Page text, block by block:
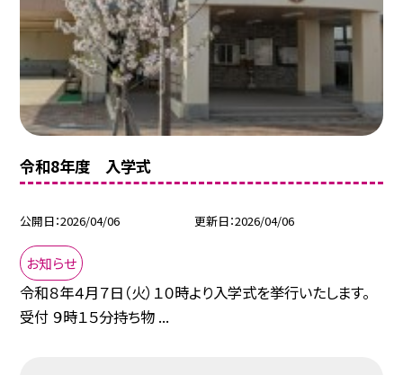
令和8年度 入学式
公開日 2026/04/06 更新日 2026/04/06
お知らせ
令和８年４月７日（火）１０時より入学式を挙行いたします。
受付 ９時１５分持ち物 ...